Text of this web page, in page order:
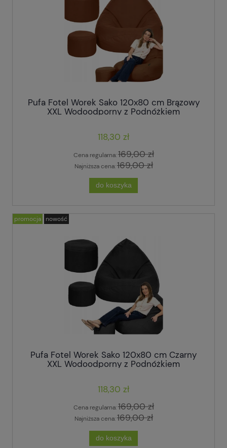
Pufa Fotel Worek Sako 120x80 cm Brązowy
XXL Wodoodporny z Podnóżkiem
118,30 zł
Cena regularna:169,00 zł
Najniższa cena:169,00 zł
do koszyka
Pufa Fotel Worek Sako 120x80 cm Czarny
XXL Wodoodporny z Podnóżkiem
118,30 zł
Cena regularna:169,00 zł
Najniższa cena:169,00 zł
do koszyka
promocja nowość